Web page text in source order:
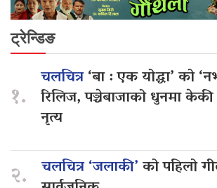
ट्रेन्डिङ
१.
चलचित्र‘बा : एक योद्धा’ को
रिलिज, पञ्चेबाजाको धुनमा
नृत्य
२. चलचित्र ‘जलाकी’को पहिलो